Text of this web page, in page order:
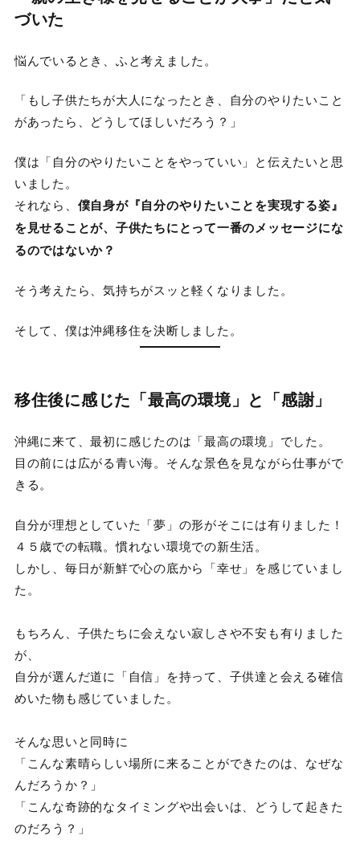
づいた
悩んでいるとき、ふと考えました。
「もし子供たちが大人になったとき、自分のやりたいこと
があったら、どうしてほしいだろう？」
僕は「自分のやりたいことをやっていい」と伝えたいと思
いました。
それなら、 僕自身が『自分のやりたいことを実現する姿』
を見せることが、子供たちにとって一番のメッセージにな
るのではないか？
そう考えたら、気持ちがスッと軽くなりました。
そして、僕は沖縄移住を決断しました。
移住後に感じた「最高の環境」と「感謝」
沖縄に来て、最初に感じたのは「最高の環境」でした。
目の前には広がる青い海。そんな景色を見ながら仕事がで
きる。
自分が理想としていた「夢」の形がそこには有りました！
４５歳での転職。慣れない環境での新生活。
しかし、毎日が新鮮で心の底から「幸せ」を感じていまし
た。
もちろん、子供たちに会えない寂しさや不安も有りました
が、
自分が選んだ道に「自信」を持って、子供達と会える確信
めいた物も感じていました。
そんな思いと同時に
「こんな素晴らしい場所に来ることができたのは、なぜな
んだろうか？」
「こんな奇跡的なタイミングや出会いは、どうして起きた
のだろう？」